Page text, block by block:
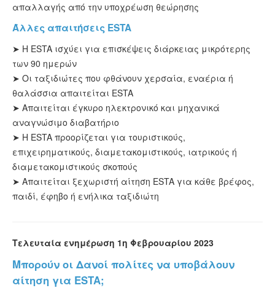
απαλλαγής από την υποχρέωση θεώρησης
Άλλες απαιτήσεις ESTA
➤ Η ESTA ισχύει για επισκέψεις διάρκειας μικρότερης
των 90 ημερών
➤ Οι ταξιδιώτες που φθάνουν χερσαία, εναέρια ή
θαλάσσια απαιτείται ESTA
➤ Απαιτείται έγκυρο ηλεκτρονικό και μηχανικά
αναγνώσιμο διαβατήριο
➤ Η ESTA προορίζεται για τουριστικούς,
επιχειρηματικούς, διαμετακομιστικούς, ιατρικούς ή
διαμετακομιστικούς σκοπούς
➤ Απαιτείται ξεχωριστή αίτηση ESTA για κάθε βρέφος,
παιδί, έφηβο ή ενήλικα ταξιδιώτη
Τελευταία ενημέρωση 1η Φεβρουαρίου 2023
Μπορούν οι Δανοί πολίτες να υποβάλουν
αίτηση για ESTA;